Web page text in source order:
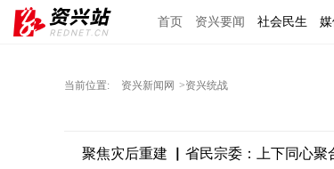
首页 资兴要闻 社会民生
当前位置: 资兴新闻网 >资兴统战
聚焦灾后重建 ▏省民宗委：上下同心聚